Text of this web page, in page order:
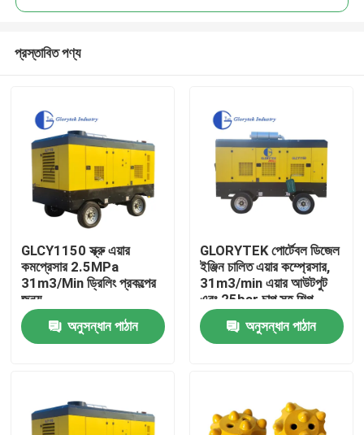
পণ্য
প্রস্তাবিত পণ্য
GLCY1150 স্ক্রু এয়ার
কমপ্রেসার 2.5MPa
31m3/Min ড্রিলিং প্রকল্পের
জন্য
অনুসন্ধান পাঠান
GLORYTEK পোর্টেবল ডিজেল
ইঞ্জিন চালিত এয়ার কম্প্রেসার,
31m3/min এয়ার আউটপুট
এবং 25bar চাপ সহ শিল্প
ব্যবহারের জন্য
অনুসন্ধান পাঠান